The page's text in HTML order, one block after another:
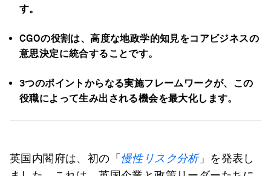
す。
CGOの役割は、高度な地政学的知見をコアビジネスの
意思決定に統合することです。
3つのポイントからなる実施フレームワークが、この
役職によって生み出される機会を最大化します。
英国内閣府は、初の「 慢性リスク分析」を発表し